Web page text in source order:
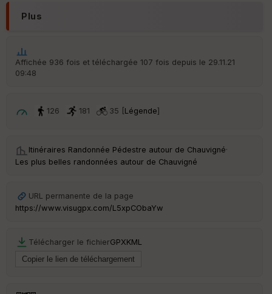
Plus
Affichée 936 fois et téléchargée 107 fois depuis le 29.11.21
09:48
126 181 35 [ Légende]
Itinéraires Randonnée Pédestre autour de Chauvigné·
Les plus belles randonnées autour de Chauvigné
URL permanente de la page
https://www.visugpx.com/L5xpCObaYw
Télécharger le fichierGPXKML